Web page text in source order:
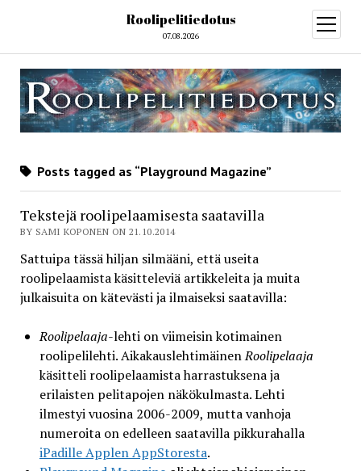
Roolipelitiedotus
07.08.2026
open
menu
Posts tagged as “Playground Magazine”
Tekstejä roolipelaamisesta saatavilla
BY SAMI KOPONEN ON 21.10.2014
Sattuipa tässä hiljan silmääni, että useita
roolipelaamista käsitteleviä artikkeleita ja muita
julkaisuita on kätevästi ja ilmaiseksi saatavilla:
Roolipelaaja-lehti on viimeisin kotimainen
roolipelilehti. AikakauslehtimäinenRoolipelaaja
käsitteli roolipelaamista harrastuksena ja
erilaisten pelitapojen näkökulmasta. Lehti
ilmestyi vuosina 2006-2009, mutta vanhoja
numeroita on edelleen saatavilla pikkurahalla
iPadille Applen AppStoresta.